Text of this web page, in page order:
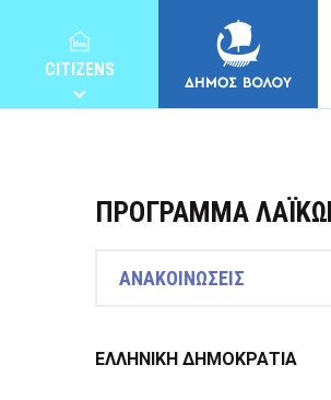
CITIZENS
MUNICIPALITY
ΠΡΟΓΡΑΜΜΑ
ΑΝΑΚΟΙΝΩΣΕΙΣ
ΕΛΛΗΝΙΚΗ